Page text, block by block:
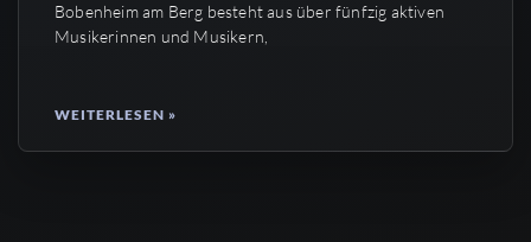
Bobenheim am Berg besteht aus über fünfzig aktiven
Musikerinnen und Musikern,
WEITERLESEN »